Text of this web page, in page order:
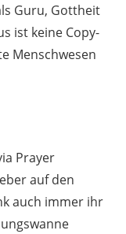
Guru, Gottheit
ist keine Copy-
Menschwesen
Prayer
auf den
auch immer ihr